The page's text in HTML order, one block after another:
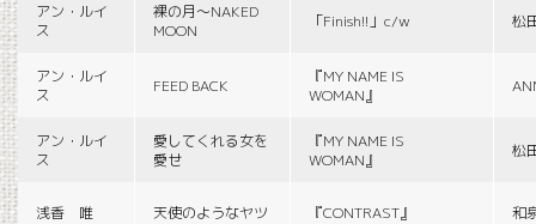
アン・ルイ
ス
裸の月〜NAKED
MOON
「Finish!!」c/w 松
アン・ルイ
ス
FEED BACK
『MY NAME IS
WOMAN』
アン・ルイ
ス
愛してくれる女を
愛せ
『MY NAME IS
WOMAN』
松
浅香 唯 天使のようなヤツ 『CONTRAST』 和